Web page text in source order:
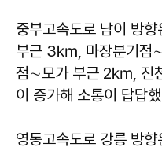
중부고속도로 남이 방
부근 3㎞, 마장분기점
점∼모가 부근 2㎞, 진
이 증가해 소통이 답답
영동고속도로 강릉 방